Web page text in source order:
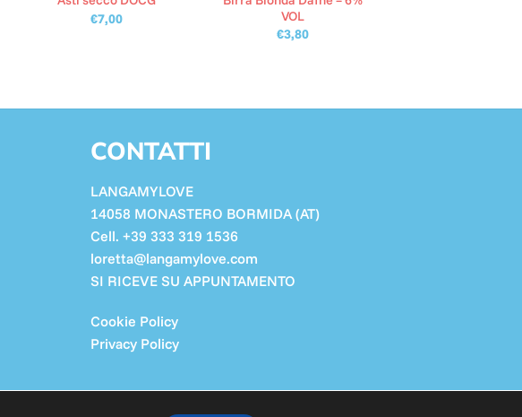
€7,00
VOL
€3,80
CONTATTI
LANGAMYLOVE
14058 MONASTERO BORMIDA (AT)
Cell. +39 333 319 1536
loretta@langamylove.com
SI RICEVE SU APPUNTAMENTO
Cookie Policy
Privacy Policy